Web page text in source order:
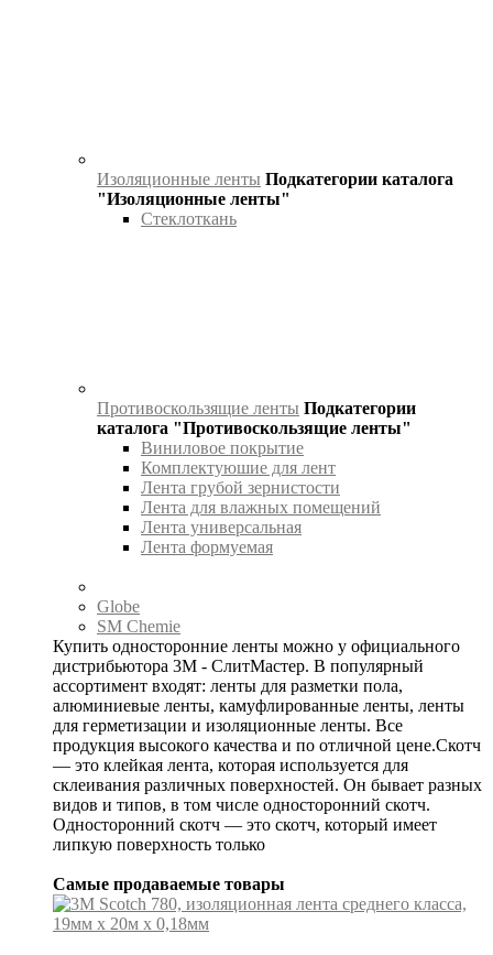
Изоляционные ленты Подкатегории каталога
"Изоляционные ленты"
Стеклоткань
Противоскользящие ленты Подкатегории
каталога "Противоскользящие ленты"
Виниловое покрытие
Комплектуюшие для лент
Лента грубой зернистости
Лента для влажных помещений
Лента универсальная
Лента формуемая
Globe
SM Chemie
Купить односторонние ленты можно у официального
дистрибьютора 3М - СлитМастер. В популярный
ассортимент входят: ленты для разметки пола,
алюминиевые ленты, камуфлированные ленты, ленты
для герметизации и изоляционные ленты. Все
продукция высокого качества и по отличной цене.Скотч
— это клейкая лента, которая используется для
склеивания различных поверхностей. Он бывает разных
видов и типов, в том числе односторонний скотч.
Односторонний скотч — это скотч, который имеет
липкую поверхность только
Самые продаваемые товары